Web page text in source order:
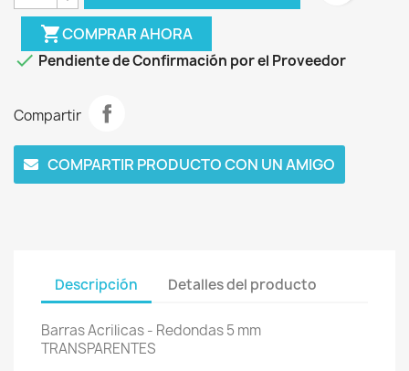
shopping_cartCOMPRAR AHORA
 Pendiente de Confirmación por el Proveedor
Compartir
COMPARTIR PRODUCTO CON UN AMIGO
Descripción Detalles del producto
Barras Acrilicas - Redondas 5 mm
TRANSPARENTES